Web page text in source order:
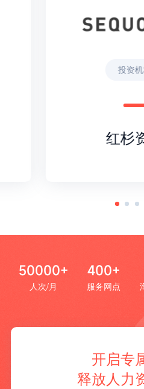
投资
红杉
50000+
人次/月
400+
服务网点
开启专
释放人力